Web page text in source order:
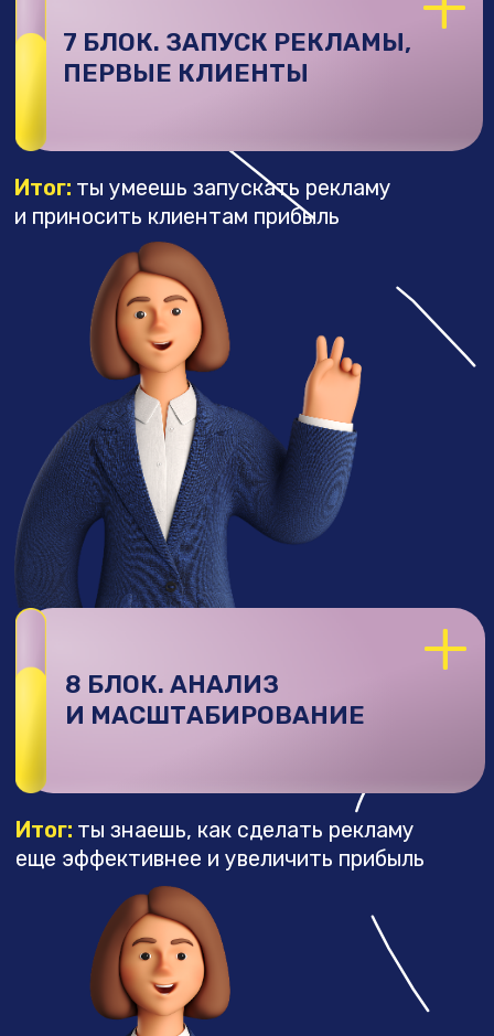
ЧТО ЕЩЕ ТЕБЯ
ЖДЕТ?
ПЛЮШКИ КУРСА
Выступления и записи от
приглашенных экспертов
(скриптолог, СММ, маркетолог,
владелец агентства)
который анализирует рекламные
кампании, находит слабые места
и подсказывает, что докрутить
для роста результатов (от 2
Челлендж по созданию блога-
доходомтолько на таргете от
500.000₽(от 3 тарифа)
Готовый бот, который помогает
быстрее закрывать клиентов
терять заявки на старте (от 2 тарифа)
База бесплатных и платных
проектовдля практики (для 4 тариф)
Чаты до 12 человекс кураторами
для разбора вопросов (от 3 тарифа)